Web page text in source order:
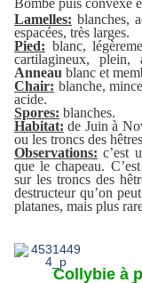
Bombé puis convexe
Lamelles: blanches,
espacées, très larges.
Pied: blanc,
cartilagineux, plein,
Anneau blanc et
Chair: blanche,
acide.
Spores: blanches.
Habitat: de Juin à
ou les troncs des
Observations: c’est
que le chapeau.
sur les troncs des
destructeur qu’on
platanes, mais plus
Collybie à